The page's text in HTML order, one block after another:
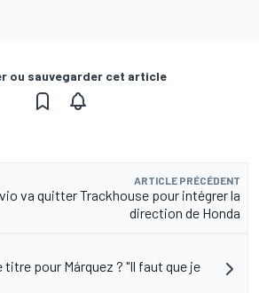
ou sauvegarder cet article
ARTICLE PRÉCÉDENT
va quitter Trackhouse pour intégrer la
direction de Honda
pour Márquez ? "Il faut que je